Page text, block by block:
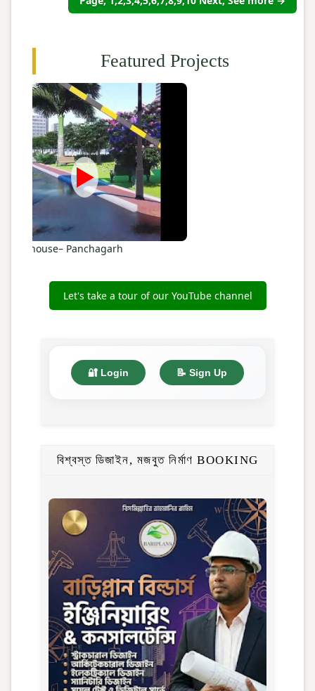
Featured Projects
►
house– Panchagarh
Let's take a tour of our YouTube channel
🔐 Login 📝 Sign Up
বিশ্বস্ত ডিজাইন, মজবুত নির্মাণ BOOKING